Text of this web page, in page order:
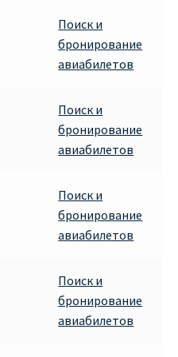
ЛУЧШЕЙ ЦЕНЫ |
Поиск и
бронирование
авиабилетов
Поиск и
бронирование
авиабилетов
Поиск и
бронирование
авиабилетов
Поиск и
бронирование
авиабилетов